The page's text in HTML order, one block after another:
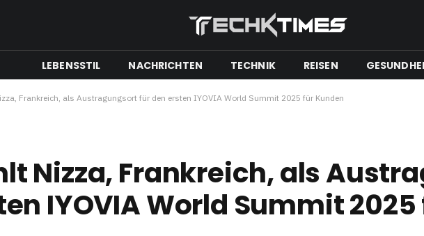
LEBENSSTIL NACHRICHTEN TECHNIK REISEN
Frankreich, als Austragungsort für den ersten IYOVIA World Summit 2025 für Kunden
Nizza, Frankreich, als
IYOVIA World Summit